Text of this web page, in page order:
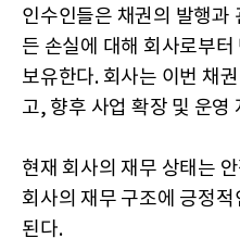
인수인들은 채권의 발행과
든 손실에 대해 회사로부
보유한다. 회사는 이번 채
고, 향후 사업 확장 및 운영
현재 회사의 재무 상태는
회사의 재무 구조에 긍정
된다.